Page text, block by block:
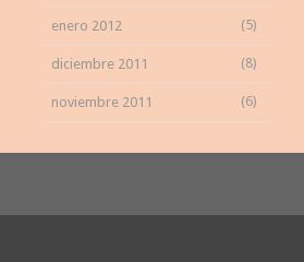
enero 2012 (5)
diciembre 2011 (8)
noviembre 2011 (6)